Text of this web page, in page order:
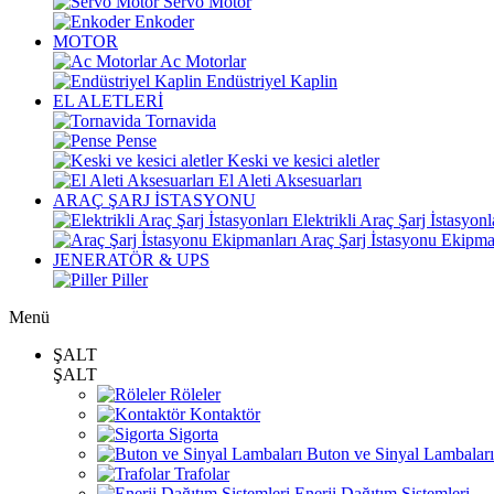
Enkoder
MOTOR
Ac Motorlar
Endüstriyel Kaplin
EL ALETLERİ
Tornavida
Pense
Keski ve kesici aletler
El Aleti Aksesuarları
ARAÇ ŞARJ İSTASYONU
Elektrikli Araç Şarj
Araç Şarj İstasyonu
JENERATÖR & UPS
Piller
Menü
ŞALT
ŞALT
Röleler
Kontaktör
Sigorta
Buton ve Sinyal Lambaları
Trafolar